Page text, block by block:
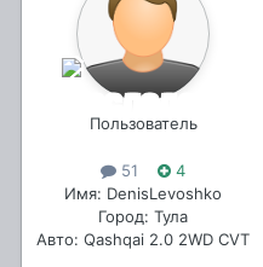
Пользователь
51
4
Имя: DenisLevoshko
Город: Тула
Авто: Qashqai 2.0 2WD CVT